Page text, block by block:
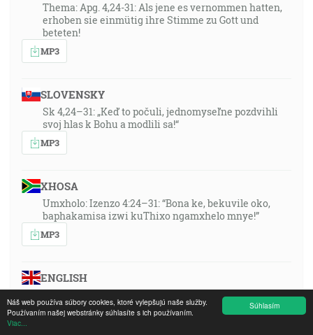
Súhlasím
Náš web používa súbory cookies, ktoré vylepšujú naše služby.
Používaním našej webstránky súhlasíte s ich používaním.
Viac...
Thema: Apg. 4,24-31: Als jene es vernommen hatten,
erhoben sie einmütig ihre Stimme zu Gott und
beteten!
MP3
SLOVENSKY
Sk 4,24–31: „Keď to počuli, jednomyseľne pozdvihli
svoj hlas k Bohu a modlili sa!“
MP3
XHOSA
Umxholo: Izenzo 4:24–31: “Bona ke, bekuvile oko,
baphakamisa izwi kuThixo ngamxhelo mnye!”
MP3
ENGLISH
Topic: Acts 4:24–31: “When they heard this, they lifted
up their voice to God with one accord!”